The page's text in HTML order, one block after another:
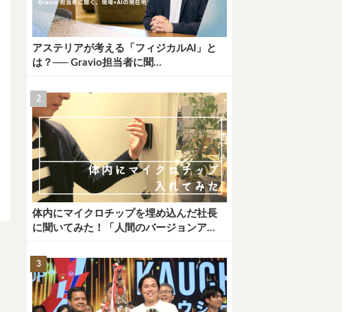
アステリアが考える「フィジカルAI」と
は？── Gravio担当者に聞...
体内にマイクロチップを埋め込んだ社長
に聞いてみた！「人間のバージョンア...